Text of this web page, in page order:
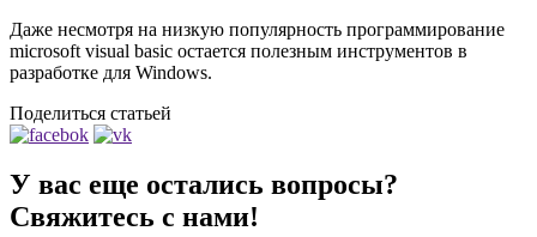
Даже несмотря на низкую популярность программирование
microsoft visual basic остается полезным инструментов в
разработке для Windows.
Поделиться статьей
У вас еще остались вопросы?
Свяжитесь с нами!